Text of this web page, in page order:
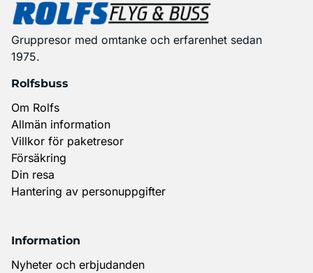
Gruppresor med omtanke och erfarenhet sedan
1975.
Rolfsbuss
Om Rolfs
Allmän information
Villkor för paketresor
Försäkring
Din resa
Hantering av personuppgifter
Information
Nyheter och erbjudanden